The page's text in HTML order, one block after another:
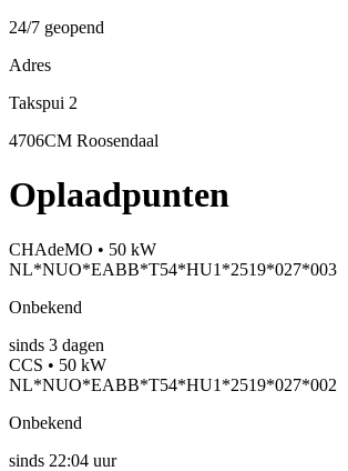
24/7 geopend
Adres
Takspui 2
4706CM Roosendaal
Oplaadpunten
CHAdeMO • 50 kW
NL*NUO*EABB*T54*HU1*2519*027*003
Onbekend
sinds 3 dagen
CCS • 50 kW
NL*NUO*EABB*T54*HU1*2519*027*002
Onbekend
sinds 22:04 uur